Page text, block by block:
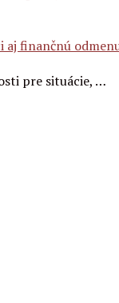
pre situácie, …